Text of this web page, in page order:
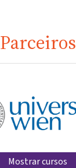
Parceiros
Mostrar cursos